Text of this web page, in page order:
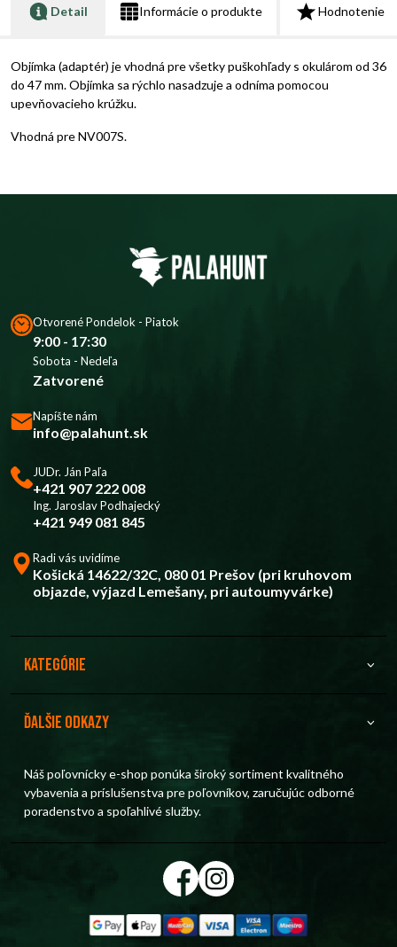
Detail Informácie o produkte Hodnotenie
Objímka (adaptér) je vhodná pre všetky puškohľady s okulárom od 36
do 47 mm. Objímka sa rýchlo nasadzuje a odníma pomocou
upevňovacieho krúžku.
Vhodná pre NV007S.
Otvorené Pondelok - Piatok
9:00 - 17:30
Sobota - Nedeľa
Zatvorené
Napíšte nám
info@palahunt.sk
JUDr. Ján Paľa
+421 907 222 008
Ing. Jaroslav Podhajecký
+421 949 081 845
Radi vás uvidíme
Košická 14622/32C, 080 01 Prešov (pri kruhovom
objazde, výjazd Lemešany, pri autoumyvárke)
Kategórie
Ďalšie odkazy
Náš poľovnícky e-shop ponúka široký sortiment kvalitného
vybavenia a príslušenstva pre poľovníkov, zaručujúc odborné
poradenstvo a spoľahlivé služby.